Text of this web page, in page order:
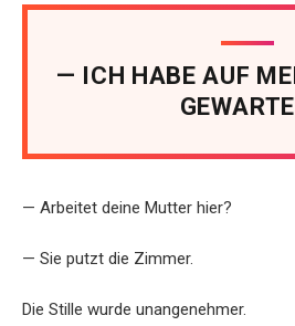
— ICH HABE AUF
— Arbeitet deine Mutter hier?
— Sie putzt die Zimmer.
Die Stille wurde unangenehmer.